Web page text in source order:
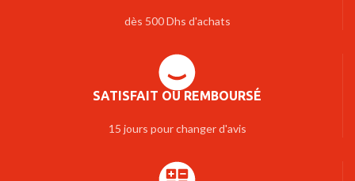
dès 500 Dhs d'achats
SATISFAIT OU REMBOURSÉ
15 jours pour changer d'avis